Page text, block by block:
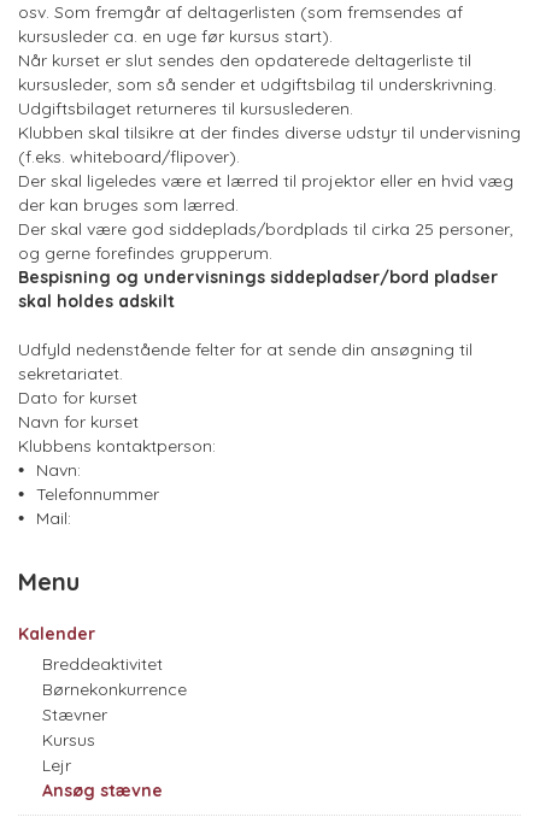
osv. Som fremgår af deltagerlisten (som fremsendes af
kursusleder ca. en uge før kursus start).
Når kurset er slut sendes den opdaterede deltagerliste til
kursusleder, som så sender et udgiftsbilag til underskrivning.
Udgiftsbilaget returneres til kursuslederen.
Klubben skal tilsikre at der findes diverse udstyr til undervisning
(f.eks. whiteboard/flipover).
Der skal ligeledes være et lærred til projektor eller en hvid væg
der kan bruges som lærred.
Der skal være god siddeplads/bordplads til cirka 25 personer,
og gerne forefindes grupperum.
Bespisning og undervisnings siddepladser/bord pladser
skal holdes adskilt
Udfyld nedenstående felter for at sende din ansøgning til
sekretariatet.
Dato for kurset
Navn for kurset
Klubbens kontaktperson:
Navn:
Telefonnummer
Mail:
Menu
Kalender
Breddeaktivitet
Børnekonkurrence
Stævner
Kursus
Lejr
Ansøg stævne